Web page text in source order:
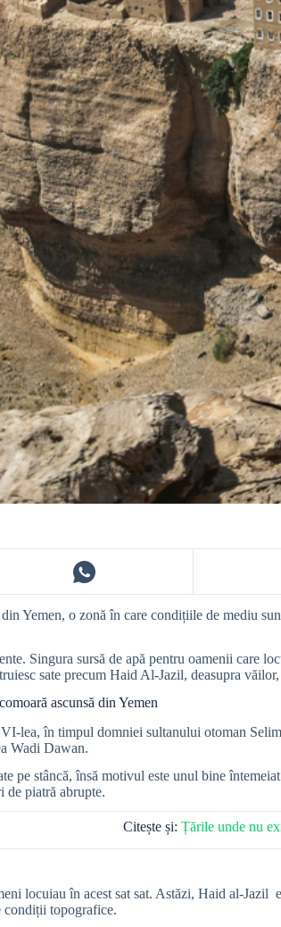
Yemen, o zonă în care condițiile de mediu
Singura sursă de apă pentru oamenii care
sate precum Haid Al-Jazil, deasupra
ascunsă din Yemen
lea, în timpul domniei sultanului otoman
Wadi Dawan.
pe stâncă, însă motivul este unul bine
de piatră abrupte.
Citește și: Țările unde nu
locuiau în acest sat sat. Astăzi, Haid al-
condiții topografice.